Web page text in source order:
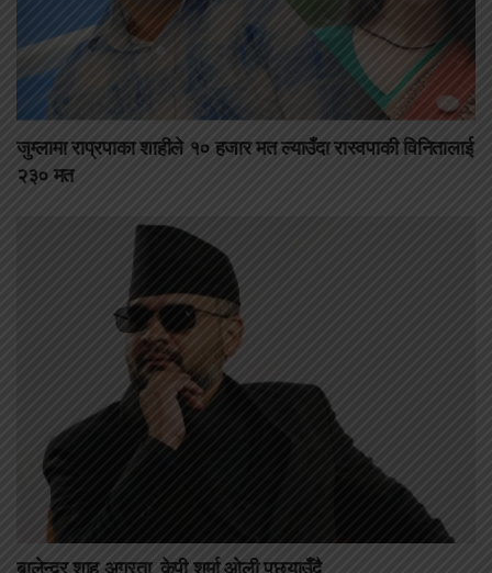
जुम्लामा राप्रपाका शाहीले १० हजार मत ल्याउँदा रास्वपाकी विनितालाई
२३० मत
बालेन्द्र शाह अग्रता, केपी शर्मा ओली पछ्याउँदै